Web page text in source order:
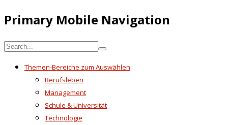
Primary Mobile Navigation
Themen-Bereiche zum Auswählen
Berufsleben
Management
Schule & Universität
Technologie